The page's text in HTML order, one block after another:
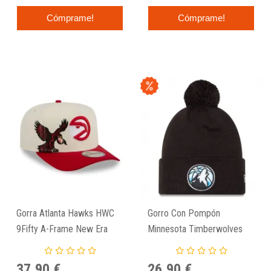
Cómprame! Cómprame!
Gorra Atlanta Hawks HWC
9Fifty A-Frame New Era
Gorro Con Pompón
Minnesota Timberwolves
NBA24 City Edition - New